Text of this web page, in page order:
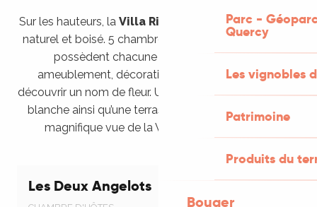
Parc -
Quercy
Les vignobles
Patrimoine
Produits du
Bouger
Sur les hauteurs, la Villa Ric
est nichée dans un cadre
naturel et boisé. 5 chambres sont proposées et elles
possèdent chacune leur propre charme :
ameublement, décoration, couleur vous feront
découvrir un nom de fleur. Une salle en stuc et boiserie
blanche ainsi qu’une terrasse fleurie s’ouvrent sur la
magnifique vue de la Vallée de la Dordogne.
Les Deux Angelots